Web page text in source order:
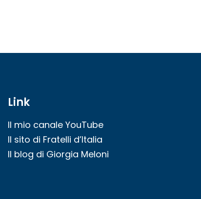
Link
Il mio canale YouTube
Il sito di Fratelli d’Italia
Il blog di Giorgia Meloni